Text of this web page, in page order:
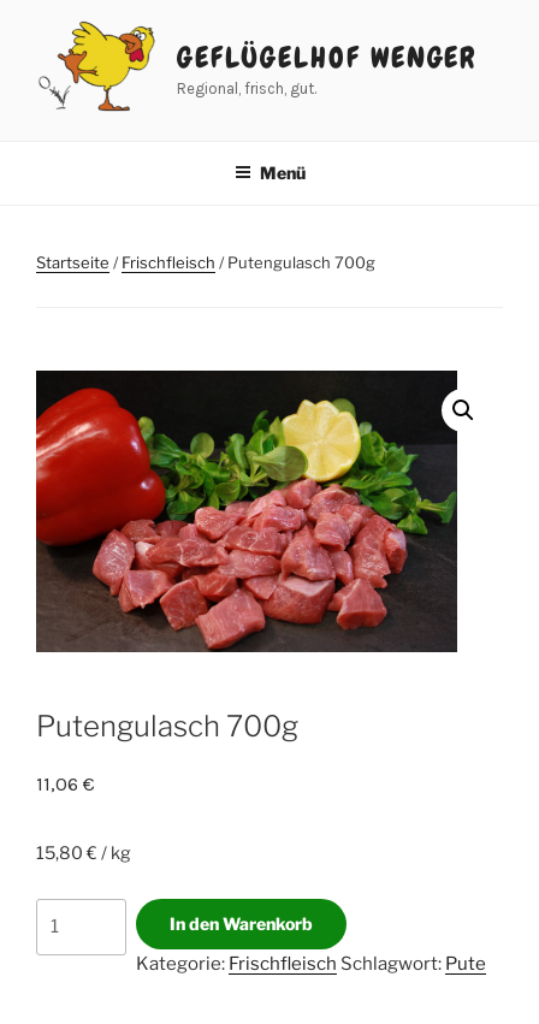
springen
GEFLÜGELHOF WENGER
Regional, frisch, gut.
Menü
Startseite /Frischfleisch / Putengulasch 700g
Putengulasch 700g
11,06 €
15,80 € / kg
Putengulasch
In den Warenkorb
Kategorie: Frischfleisch Schlagwort: Pute